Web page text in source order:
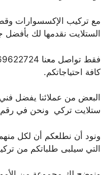
مع تركيب الإكسسوارات
الستلايت نقدمها لك بأفضل
كافة احتياجاتكم.
البعض من عملائنا يفضل
ستلايت تركي ونحن في رقم
ونود أن نطلعكم أن لكل
التي سيلبى طلباتكم من